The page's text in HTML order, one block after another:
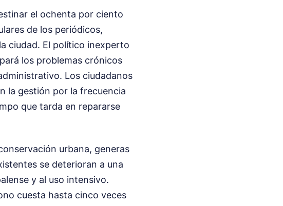
el ochenta por ciento
de los periódicos,
ciudad. El político inexperto
los problemas crónicos
Los ciudadanos
la gestión por la frecuencia
que tarda en repararse
urbana, generas
se deterioran a una
y al uso intensivo.
cuesta hasta cinco veces